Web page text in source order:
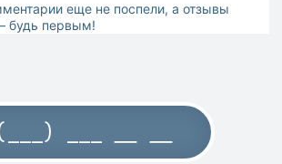
еще не поспели, а отзывы
будь первым!